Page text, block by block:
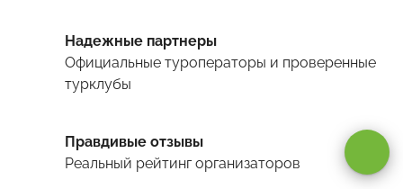
Надежные партнеры
Официальные туроператоры и проверенные
турклубы
Правдивые отзывы
Реальный рейтинг организаторов
Оставаясь на сайте, вы даете
Принимаю